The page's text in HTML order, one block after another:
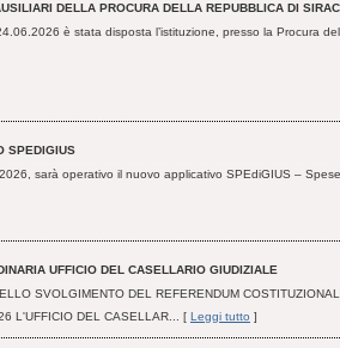
DELLA PROCURA DELLA REPUBBLICA DI
è stata disposta l’istituzione, presso la Procura
SPEDIGIUS
sarà operativo il nuovo applicativo SPEdiGIUS –
UFFICIO DEL CASELLARIO GIUDIZIALE
SVOLGIMENTO DEL REFERENDUM
L'UFFICIO DEL CASELLAR... [ Leggi tutto ]